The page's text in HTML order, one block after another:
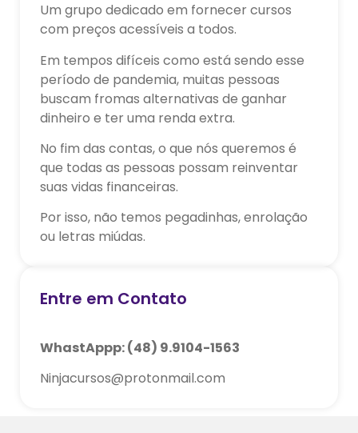
Um grupo dedicado em fornecer cursos
com preços acessíveis a todos.
Em tempos difíceis como está sendo esse
período de pandemia, muitas pessoas
buscam fromas alternativas de ganhar
dinheiro e ter uma renda extra.
No fim das contas, o que nós queremos é
que todas as pessoas possam reinventar
suas vidas financeiras.
Por isso, não temos pegadinhas, enrolação
ou letras miúdas.
Entre em Contato
WhastAppp: (48) 9.9104-1563
Ninjacursos@protonmail.com